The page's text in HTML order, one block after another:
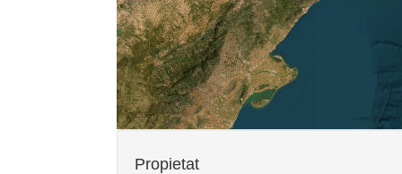
Propietat